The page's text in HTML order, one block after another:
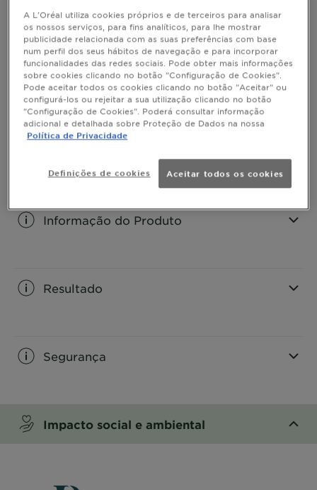
FRUCTIS STYLE
Gel Hard Cement
Para um penteado resistente com efeito cimento.
TAMANHO 200ML
Informação do Produto
Resultado
Segurança
Impacto social e ambiental
A L'Oréal utiliza cookies próprios e de terceiros para analisar
os nossos serviços, para fins analíticos, para lhe mostrar
publicidade relacionada com as suas preferências com base
num perfil dos seus hábitos de navegação e para incorporar
funcionalidades das redes sociais. Pode obter mais informações
sobre cookies clicando no botão "Configuração de Cookies".
Pode aceitar todos os cookies clicando no botão "Aceitar" ou
configurá-los ou rejeitar a sua utilização clicando no botão
"Configuração de Cookies". Poderá consultar informação
adicional e detalhada sobre Proteção de Dados na nossa
Política de Privacidade
Definições de cookies Aceitar todos os cookies